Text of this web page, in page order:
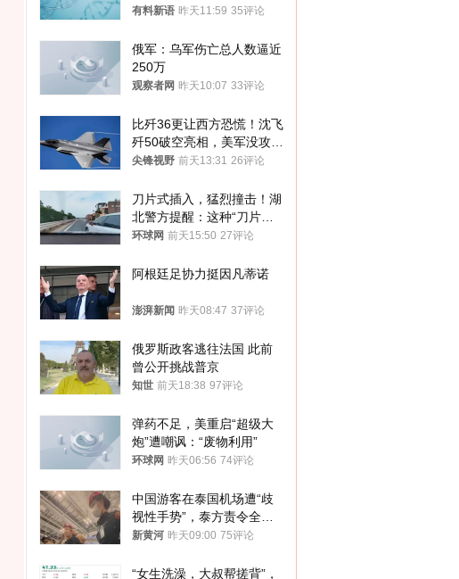
年才对外披露
有料新语 昨天11:59 35评论
俄军：乌军伤亡总人数逼近
250万
观察者网 昨天10:07 33评论
比歼36更让西方恐慌！沈飞
歼50破空亮相，美军没攻克
的技术被拿下
尖锋视野 前天13:31 26评论
刀片式插入，猛烈撞击！湖
北警方提醒：这种“刀片超
车”，太危险了
环球网 前天15:50 27评论
阿根廷足协力挺因凡蒂诺
澎湃新闻 昨天08:47 37评论
俄罗斯政客逃往法国 此前
曾公开挑战普京
知世 前天18:38 97评论
弹药不足，美重启“超级大
炮”遭嘲讽：“废物利用”
环球网 昨天06:56 74评论
中国游客在泰国机场遭“歧
视性手势”，泰方责令全面
调查，对责任人采取最严厉
新黄河 昨天09:00 75评论
“女生洗澡，大叔帮搓背”，